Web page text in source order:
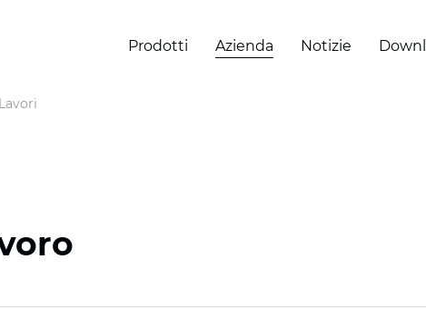
Prodotti Azienda Notizie
Lavori